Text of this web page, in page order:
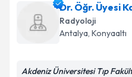
Op. Dr. Cahit Bozyel
oluşturun. Size bu
takvim hazırlandığında
Dr. Öğr. Üyesi
Radyoloji
Antalya, Konyaaltı
Akdeniz Üniversitesi Tıp